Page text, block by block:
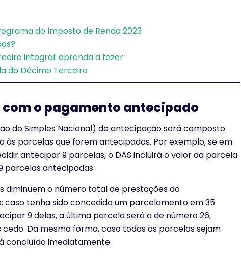
do Imposto de Renda 2023
integral: aprenda a fazer
do Décimo Terceiro
com o pagamento antecipado
do Simples Nacional) de antecipação será composto
às parcelas que forem antecipadas. Por exemplo, se em
antecipar 9 parcelas, o DAS incluirá o valor da parcela
parcelas antecipadas.
diminuem o número total de prestações do
caso tenha sido concedido um parcelamento em 35
9 delas, a última parcela será a de número 26,
Da mesma forma, caso todas as parcelas sejam
concluído imediatamente.